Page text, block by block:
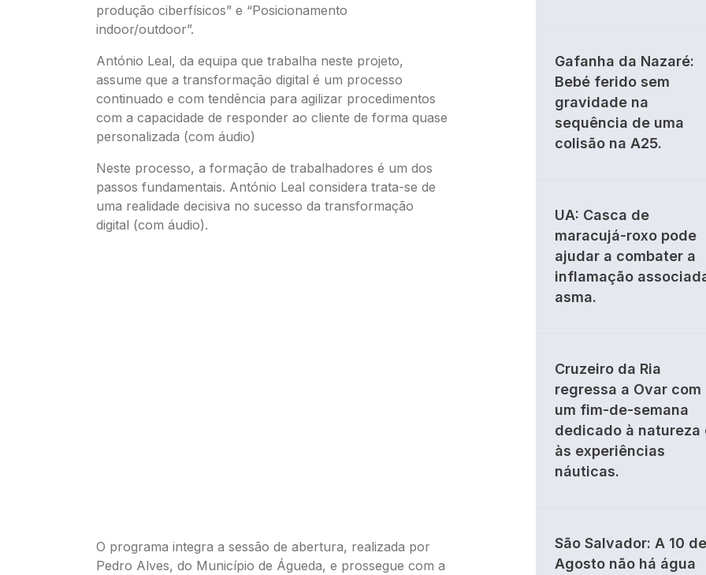
produção ciberfísicos” e “Posicionamento
indoor/outdoor”.
António Leal, da equipa que trabalha neste projeto,
assume que a transformação digital é um processo
continuado e com tendência para agilizar procedimentos
com a capacidade de responder ao cliente de forma quase
personalizada (com áudio)
Neste processo, a formação de trabalhadores é um dos
passos fundamentais. António Leal considera trata-se de
uma realidade decisiva no sucesso da transformação
digital (com áudio).
O programa integra a sessão de abertura, realizada por
Pedro Alves, do Município de Águeda, e prossegue com a
Gafanha da Nazaré:
Bebé ferido sem
gravidade na
sequência de uma
colisão na A25.
UA: Casca de
maracujá-roxo pode
ajudar a combater a
inflamação
asma.
Cruzeiro da Ria
regressa a Ovar com
um fim-de-semana
dedicado à natureza
às experiências
náuticas.
São Salvador: A 10 de
Agosto não há água